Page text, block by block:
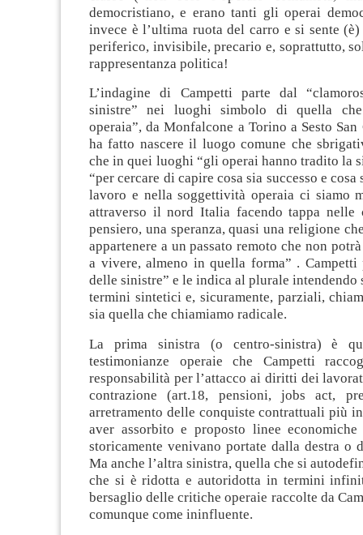
democristiano, e erano tanti gli operai
invece è l’ultima ruota del carro e si sente
periferico, invisibile, precario e, soprattutto,
rappresentanza politica!
L’indagine di Campetti parte dal
sinistre” nei luoghi simbolo di quella
operaia”, da Monfalcone a Torino a Sesto
ha fatto nascere il luogo comune che
che in quei luoghi “gli operai hanno tradito la
“per cercare di capire cosa sia successo e
lavoro e nella soggettività operaia ci siamo
attraverso il nord Italia facendo tappa nelle
pensiero, una speranza, quasi una religione
appartenere a un passato remoto che non
a vivere, almeno in quella forma” .
delle sinistre” e le indica al plurale intendendo
termini sintetici e, sicuramente, parziali,
sia quella che chiamiamo radicale.
La prima sinistra (o centro-sinistra) è
testimonianze operaie che Campetti
responsabilità per l’attacco ai diritti dei
contrazione (art.18, pensioni, jobs act,
arretramento delle conquiste contrattuali più
aver assorbito e proposto linee
storicamente venivano portate dalla destra o
Ma anche l’altra sinistra, quella che si
che si è ridotta e autoridotta in termini
bersaglio delle critiche operaie raccolte da
comunque come ininfluente.